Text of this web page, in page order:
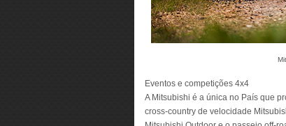
Eventos e competições 4x4
A Mitsubishi é a única no País que
cross-country de velocidade